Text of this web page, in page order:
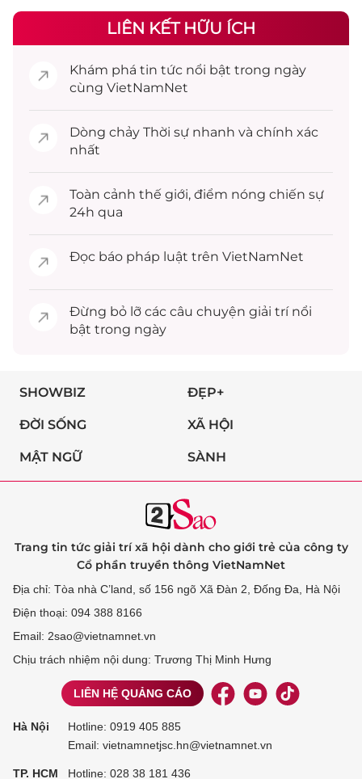
LIÊN KẾT HỮU ÍCH
Khám phá tin tức nổi bật trong ngày
cùng VietNamNet
Dòng chảy Thời sự nhanh và chính xác
nhất
Toàn cảnh thế giới, điểm nóng chiến sự
24h qua
Đọc báo pháp luật trên VietNamNet
Đừng bỏ lỡ các câu chuyện giải trínổi
bật trong ngày
SHOWBIZ ĐẸP+
ĐỜI SỐNG XÃ HỘI
MẬT NGỮ SÀNH
Trang tin tức giải trí xã hội dành cho giới trẻ của công ty
Cổ phần truyền thông VietNamNet
Địa chỉ: Tòa nhà C’land, số 156 ngõ Xã Đàn 2, Đống Đa, Hà Nội
Điện thoại: 094 388 8166
Email: 2sao@vietnamnet.vn
Chịu trách nhiệm nội dung: Trương Thị Minh Hưng
LIÊN HỆ QUẢNG CÁO
Hà Nội Hotline: 0919 405 885
Email: vietnamnetjsc.hn@vietnamnet.vn
TP. HCM Hotline: 028 38 181 436